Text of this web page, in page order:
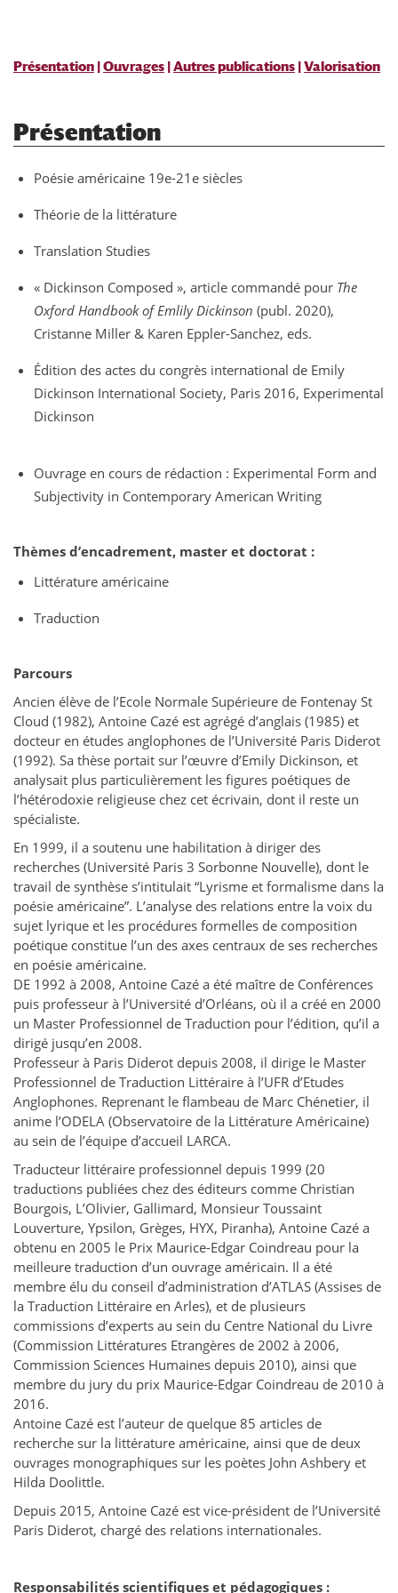
Présentation |Ouvrages |Autres publications |Valorisation
Présentation
Poésie américaine 19e-21e siècles
Théorie de la littérature
Translation Studies
« Dickinson Composed », article commandé pour The
Oxford Handbook of Emlily Dickinson (publ. 2020),
Cristanne Miller & Karen Eppler-Sanchez, eds.
Édition des actes du congrès international de Emily
Dickinson International Society, Paris 2016, Experimental
Dickinson
Ouvrage en cours de rédaction : Experimental Form and
Subjectivity in Contemporary American Writing
Thèmes d’encadrement, master et doctorat :
Littérature américaine
Traduction
Parcours
Ancien élève de l’Ecole Normale Supérieure de Fontenay St
Cloud (1982), Antoine Cazé est agrégé d’anglais (1985) et
docteur en études anglophones de l’Université Paris Diderot
(1992). Sa thèse portait sur l’œuvre d’Emily Dickinson, et
analysait plus particulièrement les figures poétiques de
l’hétérodoxie religieuse chez cet écrivain, dont il reste un
spécialiste.
En 1999, il a soutenu une habilitation à diriger des
recherches (Université Paris 3 Sorbonne Nouvelle), dont le
travail de synthèse s’intitulait “Lyrisme et formalisme dans la
poésie américaine”. L’analyse des relations entre la voix du
sujet lyrique et les procédures formelles de composition
poétique constitue l’un des axes centraux de ses recherches
en poésie américaine.
DE 1992 à 2008, Antoine Cazé a été maître de Conférences
puis professeur à l’Université d’Orléans, où il a créé en 2000
un Master Professionnel de Traduction pour l’édition, qu’il a
dirigé jusqu’en 2008.
Professeur à Paris Diderot depuis 2008, il dirige le Master
Professionnel de Traduction Littéraire à l’UFR d’Etudes
Anglophones. Reprenant le flambeau de Marc Chénetier, il
anime l’ODELA (Observatoire de la Littérature Américaine)
au sein de l’équipe d’accueil LARCA.
Traducteur littéraire professionnel depuis 1999 (20
traductions publiées chez des éditeurs comme Christian
Bourgois, L’Olivier, Gallimard, Monsieur Toussaint
Louverture, Ypsilon, Grèges, HYX, Piranha), Antoine Cazé a
obtenu en 2005 le Prix Maurice-Edgar Coindreau pour la
meilleure traduction d’un ouvrage américain. Il a été
membre élu du conseil d’administration d’ATLAS (Assises de
la Traduction Littéraire en Arles), et de plusieurs
commissions d’experts au sein du Centre National du Livre
(Commission Littératures Etrangères de 2002 à 2006,
Commission Sciences Humaines depuis 2010), ainsi que
membre du jury du prix Maurice-Edgar Coindreau de 2010 à
2016.
Antoine Cazé est l’auteur de quelque 85 articles de
recherche sur la littérature américaine, ainsi que de deux
ouvrages monographiques sur les poètes John Ashbery et
Hilda Doolittle.
Depuis 2015, Antoine Cazé est vice-président de l’Université
Paris Diderot, chargé des relations internationales.
Responsabilités scientifiques et pédagogiques :